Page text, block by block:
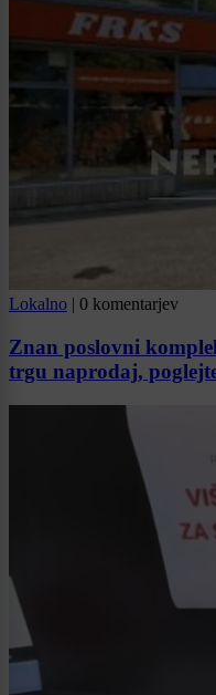
Lokalno | 0 komentarjev
Znan poslovni
trgu naprodaj,